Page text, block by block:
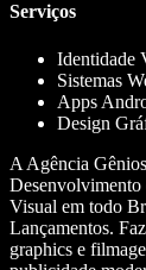
Serviços
Identidade
Sistemas
Apps
Design
A Agência
Visual em todo
Lançamentos.
graphics e